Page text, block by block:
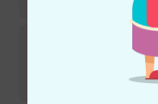
JH
In 2–3
€